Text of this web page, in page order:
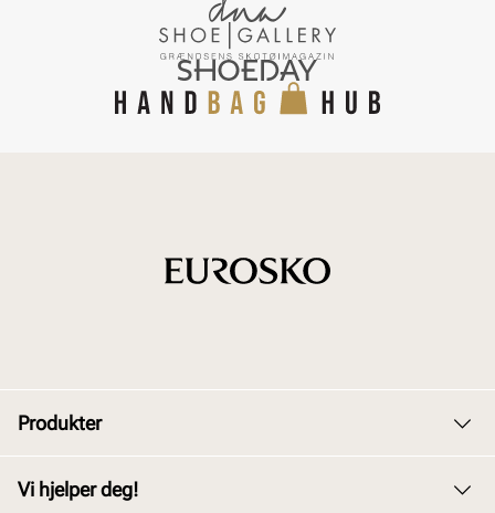
Produkter
Vi hjelper deg!